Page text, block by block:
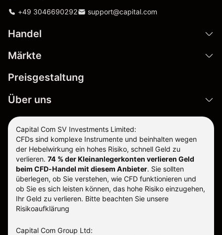
+49 3046690292 support@capital.com
Handel
Märkte
Preisgestaltung
Über uns
Capital Com SV Investments Limited:
CFDs sind komplexe Instrumente und beinhalten wegen
der Hebelwirkung ein hohes Risiko, schnell Geld zu
verlieren. 74 % der Kleinanlegerkonten verlieren Geld
beim CFD-Handel mit diesem Anbieter. Sie sollten
überlegen, ob Sie verstehen, wie CFD funktionieren und
ob Sie es sich leisten können, das hohe Risiko einzugehen,
Ihr Geld zu verlieren. Bitte beachten Sie unsere
Risikoaufklärung
Capital Com Group Ltd: